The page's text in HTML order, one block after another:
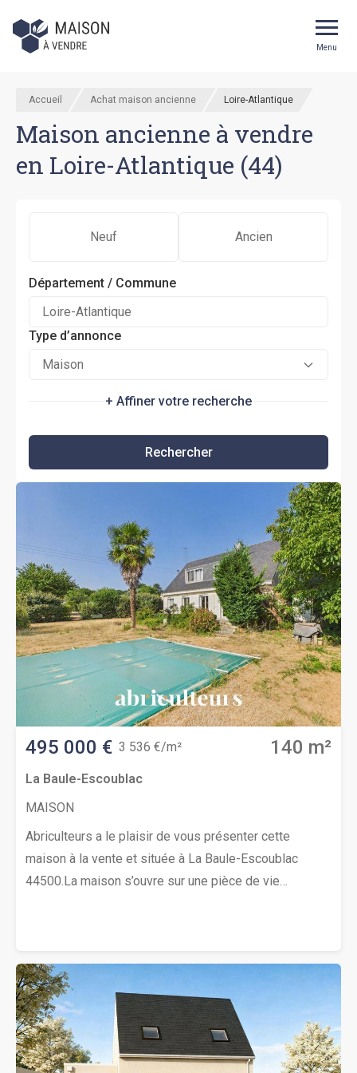
Menu
Accueil Achat maison ancienne Loire-Atlantique
Maison ancienne à vendre
en Loire-Atlantique (44)
Neuf Ancien
Département / Commune
Type d’annonce
Maison
+ Affiner votre recherche
Rechercher
495 000 € 3 536 €/m² 140 m²
La Baule-Escoublac
MAISON
Abriculteurs a le plaisir de vous présenter cette
maison à la vente et située à La Baule-Escoublac
44500.La maison s’ouvre sur une pièce de vie
d’un salon, bénéficiant de plusieurs ouvertures sur
l’extérieur permettant de profiter du jardin et de la vue
dégagée. La cuisine est indépendante et équipée.
Deux chambres, une salle de douche et des toilettes
séparés complètent cet espace de plain-pied.Le